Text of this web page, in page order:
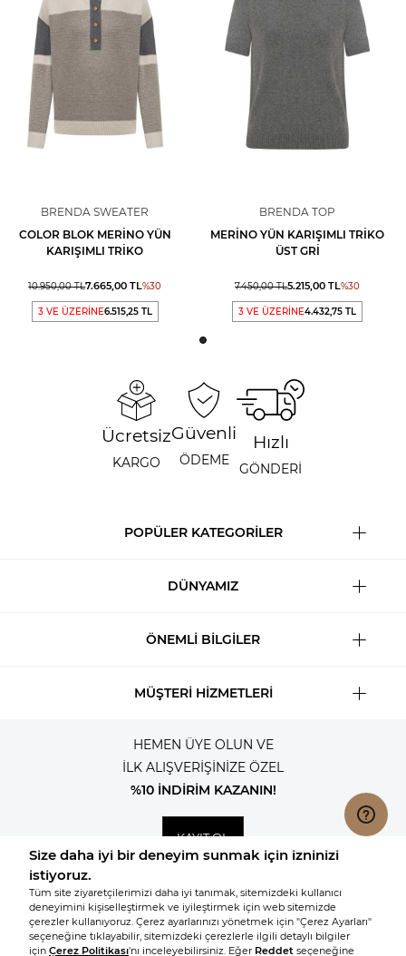
BRENDA SWEATER
COLOR BLOK MERINO YÜN
KARIŞIMLI TRIKO
10.950,00TL7.665,00 TL%30
3 VE ÜZERİNE6.515,25 TL
BRENDA TOP
MERINO YÜN KARIŞIMLI TRIKO
ÜST GRI
7.450,00TL5.215,00 TL%30
3 VE ÜZERİNE4.432,75 TL
Ücretsiz
KARGO
Güvenli
ÖDEME
Hızlı
GÖNDERİ
POPÜLER KATEGORİLER
DÜNYAMIZ
ÖNEMLİ BİLGİLER
MÜŞTERİ HİZMETLERİ
HEMEN ÜYE OLUN VE
İLK ALIŞVERİŞİNİZE ÖZEL
%10 İNDİRİM KAZANIN!
KAYIT OL